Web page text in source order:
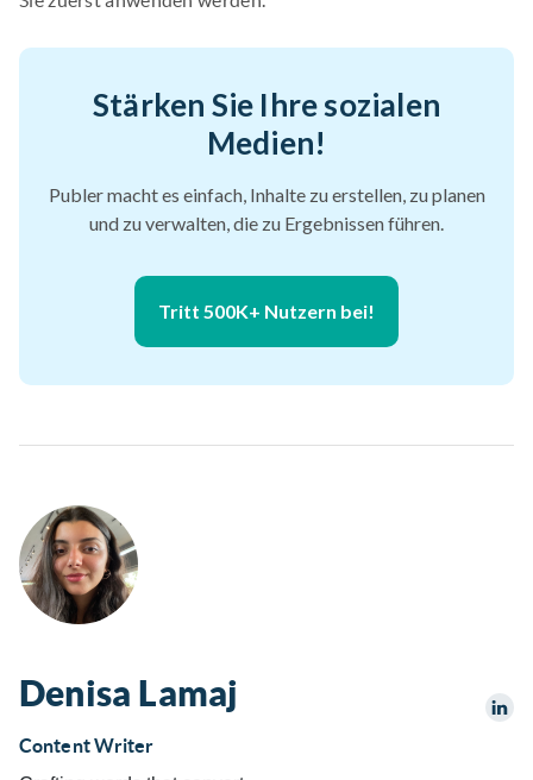
Stärken Sie Ihre sozialen
Medien!
Publer macht es einfach, Inhalte zu erstellen, zu planen
und zu verwalten, die zu Ergebnissen führen.
Tritt 500K+ Nutzern bei!
Denisa Lamaj
Content Writer